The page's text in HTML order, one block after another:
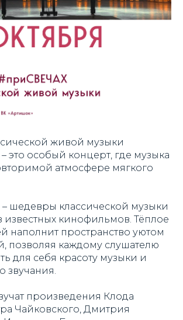
живой музыки
это особый концерт, где музыка
атмосфере мягкого
шедевры классической музыки
кинофильмов. Тёплое
наполнит пространство уютом
позволяя каждому слушателю
для себя красоту музыки и
звучания.
произведения Клода
Чайковского, Дмитрия